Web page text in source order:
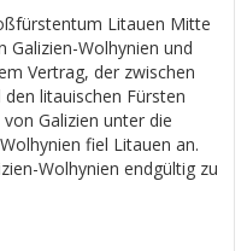
Litauen Mitte
Galizien-Wolhynien und
Vertrag, der zwischen
litauischen Fürsten
Galizien unter die
fiel Litauen an.
Wolhynien endgültig zu